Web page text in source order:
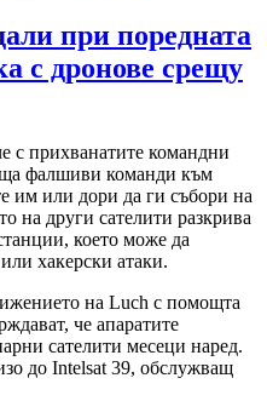
при поредната
с дронове срещу
с прихванатите командни
фалшиви команди към
им или дори да ги събори на
на други сателити разкрива
което може да
хакерски атаки.
на Luch с помощта
че апаратите
сателити месеци наред.
до Intelsat 39, обслужващ